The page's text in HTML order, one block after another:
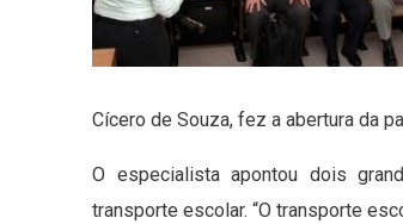
Cícero de Souza, fez a abertura da
O especialista apontou dois
transporte escolar. “O transporte